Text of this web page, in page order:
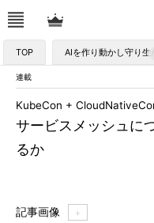
TOP AIを作り動かし守り生
連載
サービスメッシュに
るか
KubeCon +
記事画像 ＋